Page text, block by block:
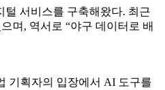
서비스를 구축해왔다. 최근
며, 역서로 “야구 데이터로 배
기획자의 입장에서 AI 도구를